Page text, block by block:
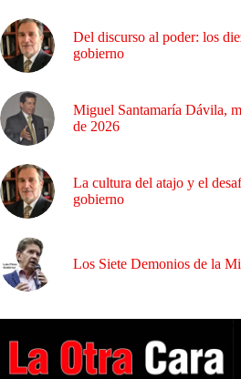
Del discurso al poder: los
gobierno
Miguel Santamaría Dávila,
de 2026
La cultura del atajo y el
gobierno
Los Siete Demonios de la